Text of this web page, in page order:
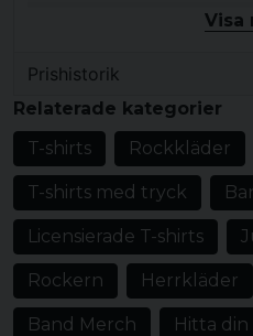
jeans, shorts, hoodie eller
avslappnad och rockig stil.
Passar för vardag, lediga
fram din musiksmak.
Produkttyp: T-shirt
Motiv/tryck:Olly
Mönster/motiv: Olly
text
Stil/känsla:Rockig
Färg:
Svart med vitt
Material:
100%
Visa
Prishistorik
Relaterade kategorier
T-shirts
Rockkläder
T-shirts med tryck
Licensierade T-shirts
Rockern Herrkläder
Band Merch Hitta din